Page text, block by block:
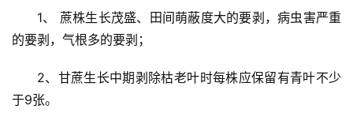
1、 蔗株生长茂盛、田间萌蔽度大的要剥，病虫害严重
的要剥，气根多的要剥；
2、甘蔗生长中期剥除枯老叶时每株应保留有青叶不少
于9张。